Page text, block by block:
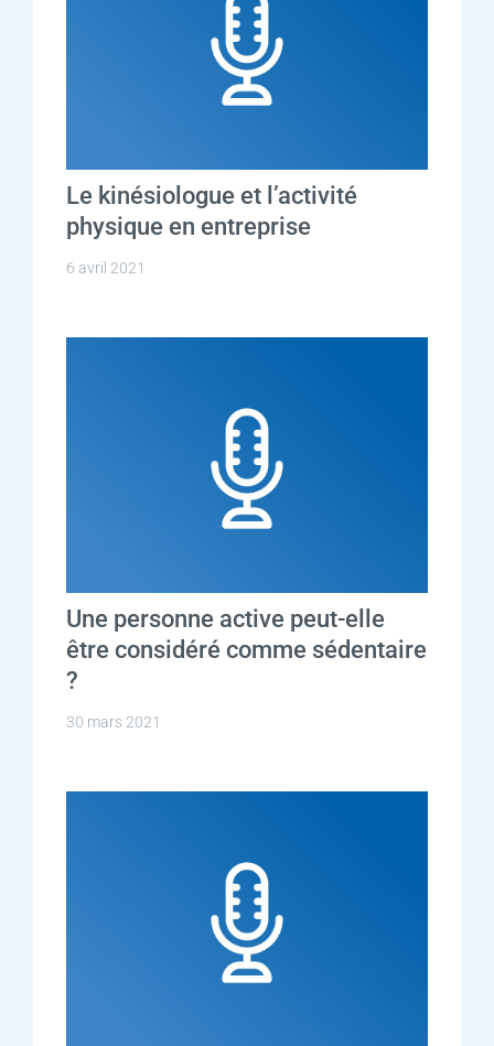
Le kinésiologue et l’activité
physique en entreprise
6 avril 2021
Une personne active peut-elle
être considéré comme sédentaire
?
30 mars 2021